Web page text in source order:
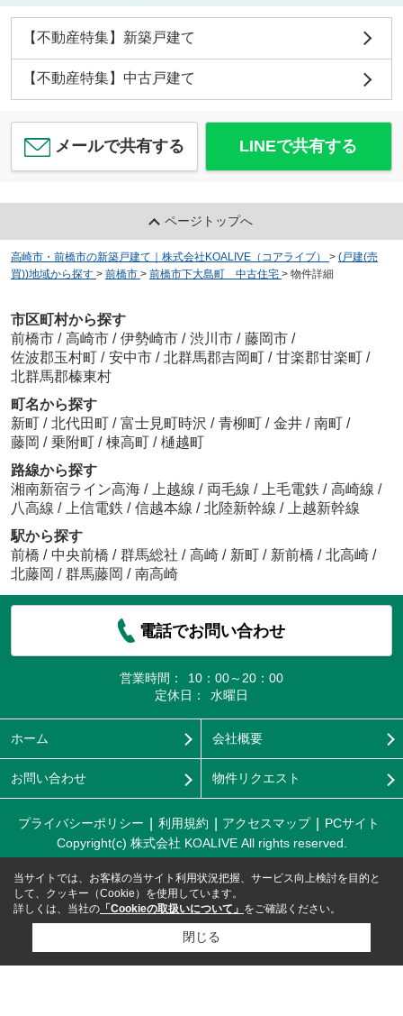
【不動産特集】新築戸建て
【不動産特集】中古戸建て
メールで共有する LINEで共有する
ページトップへ
高崎市・前橋市の新築戸建て｜株式会社KOALIVE（コアライブ） > (戸建(売
買))地域から探す > 前橋市 > 前橋市下大島町 中古住宅 > 物件詳細
市区町村から探す
前橋市 / 高崎市 / 伊勢崎市 / 渋川市 / 藤岡市 /
佐波郡玉村町 / 安中市 / 北群馬郡吉岡町 / 甘楽郡甘楽町 /
北群馬郡榛東村
町名から探す
新町 / 北代田町 / 富士見町時沢 / 青柳町 / 金井 / 南町 /
藤岡 / 乗附町 / 棟高町 / 樋越町
路線から探す
湘南新宿ライン高海 / 上越線 / 両毛線 / 上毛電鉄 / 高崎線 /
八高線 / 上信電鉄 / 信越本線 / 北陸新幹線 / 上越新幹線
駅から探す
前橋 / 中央前橋 / 群馬総社 / 高崎 / 新町 / 新前橋 / 北高崎 /
北藤岡 / 群馬藤岡 / 南高崎
電話でお問い合わせ
営業時間：
10：00～20：00
定休日：
水曜日
ホーム 会社概要
お問い合わせ 物件リクエスト
プライバシーポリシー 利用規約 アクセスマップ
PCサイト
Copyright(c) 株式会社 KOALIVE All rights reserved.
当サイトでは、お客様の当サイト利用状況把握、サービス向上検討を目的と
して、クッキー（Cookie）を使用しています。
詳しくは、当社の 「Cookieの取扱いについて」 をご確認ください。
閉じる